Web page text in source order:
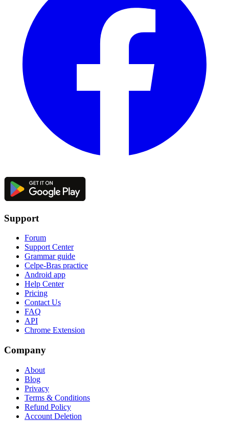
Support
Forum
Support Center
Grammar guide
Celpe-Bras practice
Android app
Help Center
Pricing
Contact Us
FAQ
API
Chrome Extension
Company
About
Blog
Privacy
Terms & Conditions
Refund Policy
Account Deletion